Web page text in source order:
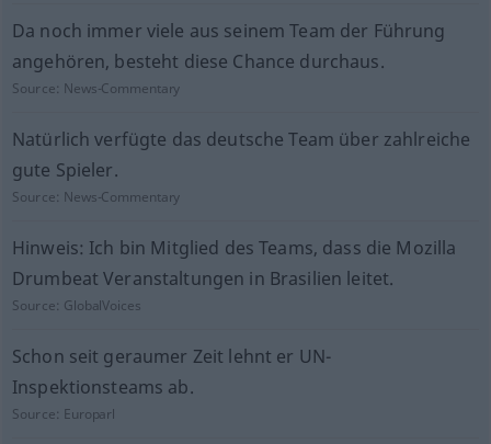
Da noch immer viele aus seinem Team der Führung
angehören, besteht diese Chance durchaus.
Source: News-Commentary
Natürlich verfügte das deutsche Team über zahlreiche
gute Spieler.
Source: News-Commentary
Hinweis: Ich bin Mitglied des Teams, dass die Mozilla
Drumbeat Veranstaltungen in Brasilien leitet.
Source: GlobalVoices
Schon seit geraumer Zeit lehnt er UN-
Inspektionsteams ab.
Source: Europarl